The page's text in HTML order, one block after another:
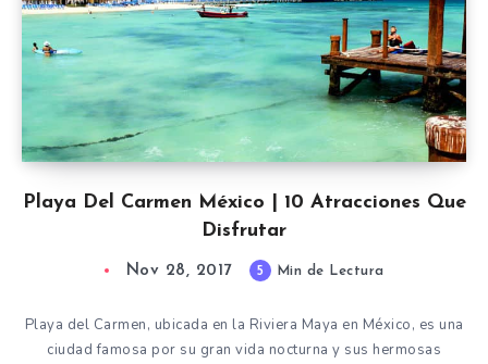
Playa Del Carmen México | 10 Atracciones Que
Disfrutar
Nov 28, 2017 5 Min de Lectura
Playa del Carmen, ubicada en la Riviera Maya en México, es una
ciudad famosa por su gran vida nocturna y sus hermosas